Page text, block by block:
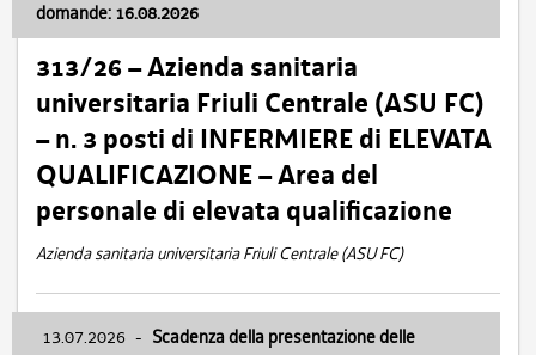
domande: 16.08.2026
313/26 – Azienda sanitaria
universitaria Friuli Centrale (ASU FC)
– n. 3 posti di INFERMIERE di ELEVATA
QUALIFICAZIONE – Area del
personale di elevata qualificazione
Azienda sanitaria universitaria Friuli Centrale (ASU FC)
13.07.2026 - Scadenza della presentazione delle